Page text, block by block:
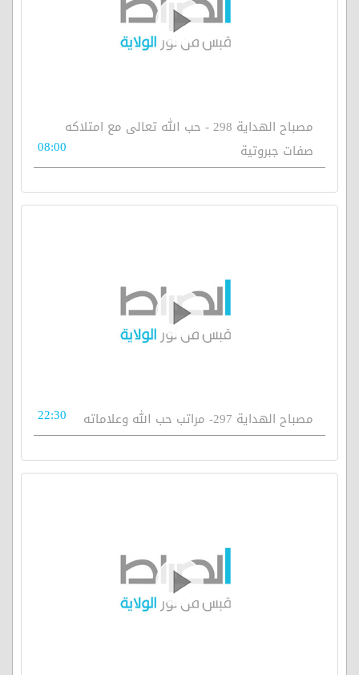
مصباح الهداية 298 - حب الله تعالى مع امتلاكه
صفات جبروتية
08:00
مصباح الهداية 297- مراتب حب الله وعلاماته 22:30